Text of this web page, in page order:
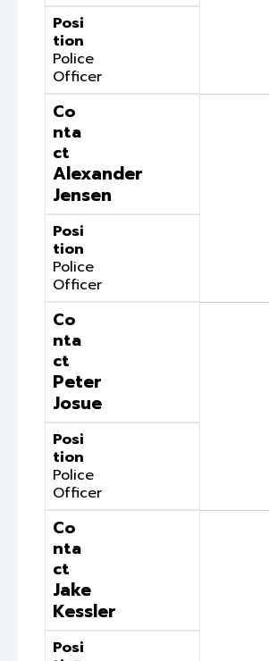
Posi
tion
Police
Officer
Co
nta
ct
Alexander
Jensen
Posi
tion
Police
Officer
Co
nta
ct
Peter
Josue
Posi
tion
Police
Officer
Co
nta
ct
Jake
Kessler
Posi